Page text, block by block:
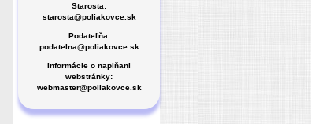
Starosta:
starosta@poliakovce.sk
Podateľňa:
podatelna@poliakovce.sk
Informácie o naplňani
webstránky:
webmaster@poliakovce.sk